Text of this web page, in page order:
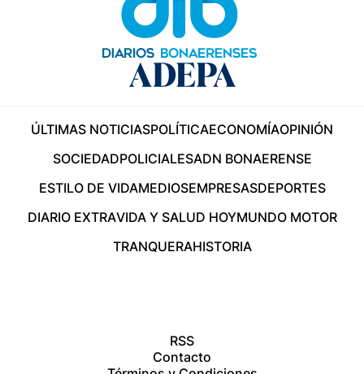
ÚLTIMAS NOTICIASPOLÍTICAECONOMÍAOPINIÓN
SOCIEDADPOLICIALESADN BONAERENSE
ESTILO DE VIDAMEDIOSEMPRESASDEPORTES
DIARIO EXTRAVIDA Y SALUD HOYMUNDO MOTOR
TRANQUERAHISTORIA
RSS
Contacto